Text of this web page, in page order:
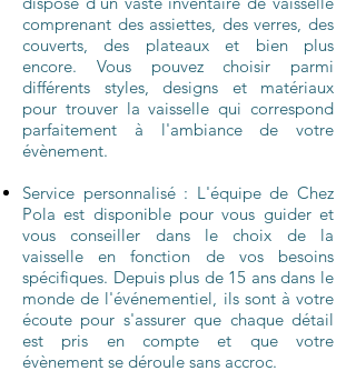
comprenant des assiettes, des verres, des
couverts, des plateaux et bien plus
encore. Vous pouvez choisir parmi
différents styles, designs et matériaux
pour trouver la vaisselle qui correspond
parfaitement à l'ambiance de votre
évènement.
Service personnalisé : L'équipe de Chez
Pola est disponible pour vous guider et
vous conseiller dans le choix de la
vaisselle en fonction de vos besoins
spécifiques. Depuis plus de 15 ans dans le
monde de l'événementiel, ilssont à votre
écoute pour s'assurer que chaque détail
est pris en compte et que votre
évènement se déroule sans accroc.